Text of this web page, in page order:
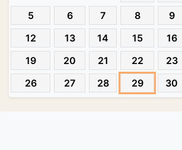
5
6 7 8 9
12
13 14 15 16
19
20 21 22 23
26
27 28 29 30